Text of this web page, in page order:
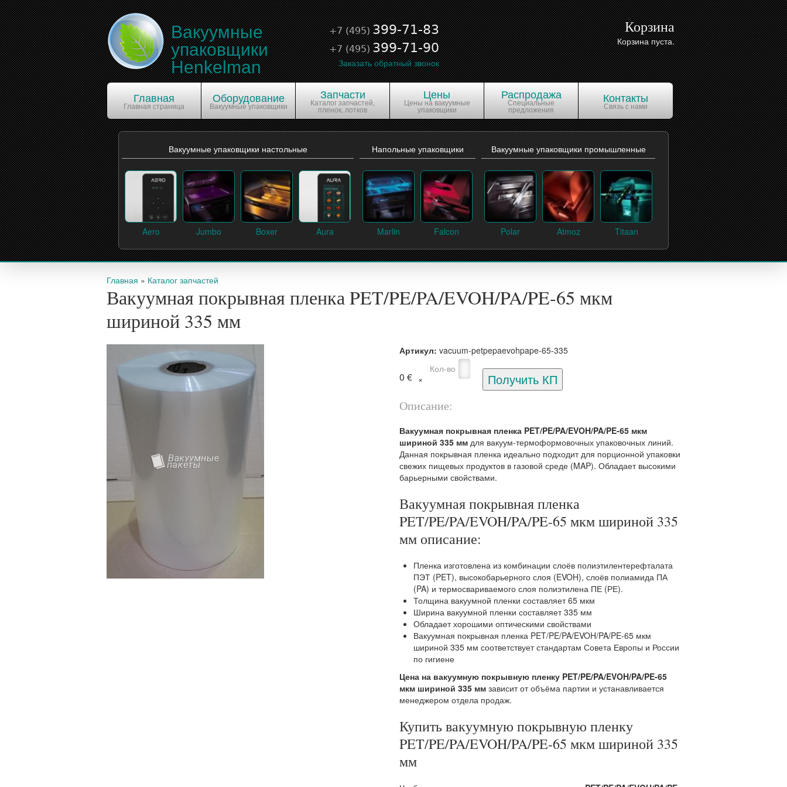
Вакуумные
упаковщики
Henkelman
+7 (495) 399-71-83
+7 (495) 399-71-90
Заказать обратный звонок
Корзина
Корзина пуста.
Главная
Главная страница
Оборудование
Вакуумные упаковщики
Запчасти
Каталог запчастей,
пленок, лотков
Цены
Цены на вакуумные
упаковщики
Распродажа
Специальные
предложения
Контакты
Связь с нами
Вакуумные упаковщики настольные
Aero Jumbo Boxer Aura
Напольные упаковщики
Marlin Falcon
Вакуумные упаковщики промышленные
Polar Atmoz Titaan
Вы здесь
Главная » Каталог запчастей
Вакуумная покрывная пленка PET/PE/PA/EVOH/PA/PE-65 мкм
шириной 335 мм
Артикул: vacuum-petpepaevohpape-65-335
0 €
Кол-во
Описание:
Вакуумная покрывная пленка PET/PE/PA/EVOH/PA/PE-65 мкм
шириной 335 ммдля вакуум-термоформовочных упаковочных линий.
Данная покрывная пленка идеально подходит для порционной упаковки
свежих пищевых продуктов в газовой среде (MAP). Обладает высокими
барьерными свойствами.
Вакуумная покрывная пленка
PET/PE/PA/EVOH/PA/PE-65 мкм шириной 335
мм описание:
Пленка изготовлена из комбинации слоёв полиэтилентерефталата
ПЭТ (PET), высокобарьерного слоя (EVOH), слоёв полиамида ПА
(PA) и термосвариваемого слоя полиэтилена ПЕ (РЕ).
Толщина вакуумной пленки составляет 65 мкм
Ширина вакуумной пленки составляет 335 мм
Обладает хорошими оптическими свойствами
Вакуумная покрывная пленка PET/PE/PA/EVOH/PA/PE-65 мкм
шириной 335 мм соответствует стандартам Совета Европы и России
по гигиене
Цена на вакуумную покрывную пленку PET/PE/PA/EVOH/PA/PE-65
мкм шириной 335 мм зависит от объёма партии и устанавливается
менеджером отдела продаж.
Купить вакуумную покрывную пленку
PET/PE/PA/EVOH/PA/PE-65 мкм шириной 335
мм